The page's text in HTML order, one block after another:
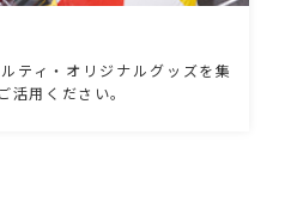
ティ・オリジナルグッズを集
活用ください。